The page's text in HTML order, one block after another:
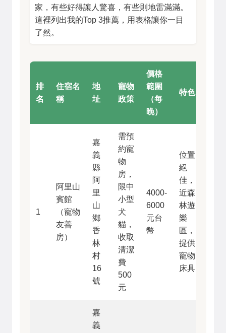
家，有些好得讓人驚喜，有些則地雷滿滿。
這裡列出我的Top 3推薦，用表格讓你一目
了然。
排
名
住宿名
稱
地
址
寵物
政策
價格
範圍
（每
晚）
特色
1
阿里山
賓館
（寵物
友善
房）
嘉
義
縣
阿
里
山
鄉
香
林
村
16
號
需預
約寵
物
房，
限中
小型
犬
貓，
收取
清潔
費
500
元
4000-
6000
元台
幣
位置
絕
佳，
近森
林遊
樂
區，
提供
寵物
床具
嘉
義